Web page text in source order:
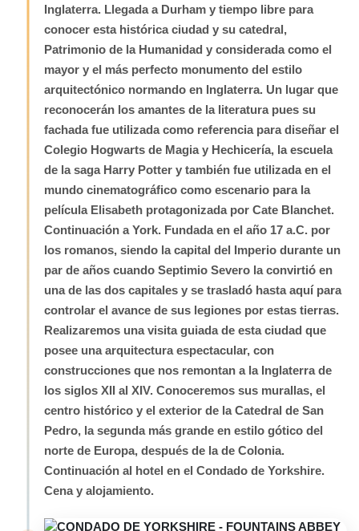
Inglaterra. Llegada a Durham y tiempo libre para
conocer esta histórica ciudad y su catedral,
Patrimonio de la Humanidad y considerada como el
mayor y el más perfecto monumento del estilo
arquitectónico normando en Inglaterra. Un lugar que
reconocerán los amantes de la literatura pues su
fachada fue utilizada como referencia para diseñar el
Colegio Hogwarts de Magia y Hechicería, la escuela
de la saga Harry Potter y también fue utilizada en el
mundo cinematográfico como escenario para la
película Elisabeth protagonizada por Cate Blanchet.
Continuación a York. Fundada en el año 17 a.C. por
los romanos, siendo la capital del Imperio durante un
par de años cuando Septimio Severo la convirtió en
una de las dos capitales y se trasladó hasta aquí para
controlar el avance de sus legiones por estas tierras.
Realizaremos una visita guiada de esta ciudad que
posee una arquitectura espectacular, con
construcciones que nos remontan a la Inglaterra de
los siglos XII al XIV. Conoceremos sus murallas, el
centro histórico y el exterior de la Catedral de San
Pedro, la segunda más grande en estilo gótico del
norte de Europa, después de la de Colonia.
Continuación al hotel en el Condado de Yorkshire.
Cena y alojamiento.